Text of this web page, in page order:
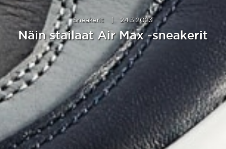
Sneakerit 24.3.2023
Näin stailaat Air Max -sneakerit